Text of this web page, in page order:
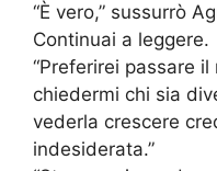
“È vero,” sussurrò
Continuai a leggere.
“Preferirei passare
chiedermi chi sia
vederla crescere
indesiderata.”